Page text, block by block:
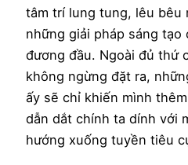
tâm trí lung tung, lêu bêu
những giải pháp sáng tạo
đương đầu. Ngoài đủ thứ
không ngừng đặt ra,
ấy sẽ chỉ khiến mình
dẫn dắt chính ta dính với
hướng xuống tuyền tiêu